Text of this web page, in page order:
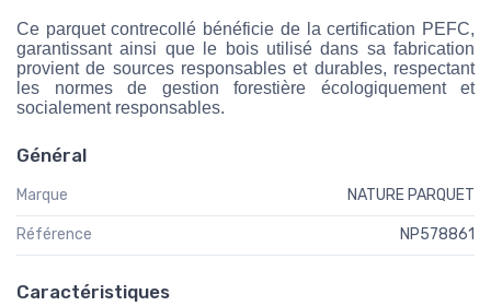
Ce parquet contrecollé bénéficie de la certification PEFC,
garantissant ainsi que le bois utilisé dans sa fabrication
provient de sources responsables et durables, respectant
les normes de gestion forestière écologiquement et
socialement responsables.
Général
Marque NATURE PARQUET
Référence NP578861
Caractéristiques